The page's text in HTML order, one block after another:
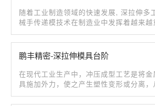
随着工业制造领域的快速发展, 深拉伸多
械手传递模技术在制造业中发挥着越来越
鹏丰精密-深拉伸模具台阶
在现代工业生产中，冲压成型工艺是将金
具施加外力，使之产生塑性变形或分离，